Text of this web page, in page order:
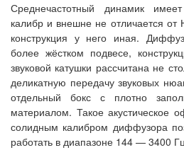
Среднечастотный динамик
калибр и внешне не отличается
конструкция у него иная.
более жёстком подвесе,
звуковой катушки рассчитана не
деликатную передачу звуковых
отдельный бокс с плотно
материалом. Такое акустическое
солидным калибром диффузора
работать в диапазоне 144 — 3400